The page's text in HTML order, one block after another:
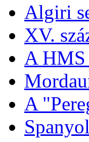
Algiri
XV.
A HMS
A